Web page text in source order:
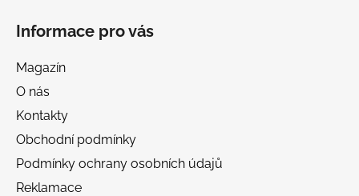
Informace pro vás
Magazín
O nás
Kontakty
Obchodní podmínky
Podmínky ochrany osobních údajů
Reklamace